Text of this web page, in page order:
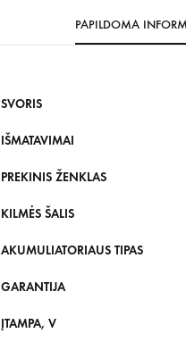
PAPILDOMA
SVORIS
IŠMATAVIMAI
PREKINIS ŽENKLAS
KILMĖS ŠALIS
AKUMULIATORIAUS TIPAS
GARANTIJA
ĮTAMPA, V